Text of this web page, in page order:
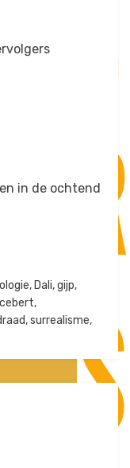
in de ochtend
, Dali,gijp,
,
,surrealisme,